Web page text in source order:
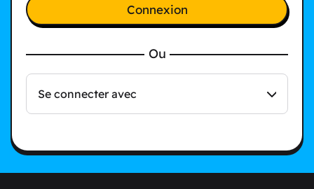
Connexion
Ou
Se connecter avec